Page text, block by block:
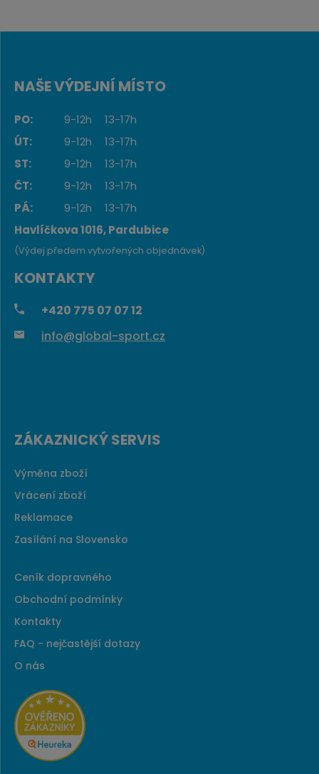
NAŠE VÝDEJNÍ MÍSTO
PO: 9-12h
13-17h
ÚT:
9-12h
13-17h
ST:
9-12h
13-17h
ČT:
9-12h
13-17h
PÁ:
9-12h
13-17h
Havlíčkova 1016, Pardubice
KONTAKTY
+420 775 07 07 12
info@global-sport.cz
(Výdej předem vytvořených objednávek)
ZÁKAZNICKÝ SERVIS
Výměna zboží
Vrácení zboží
Reklamace
Zasílání na Slovensko
Ceník dopravného
Obchodní podmínky
Kontakty
FAQ - nejčastější dotazy
O nás